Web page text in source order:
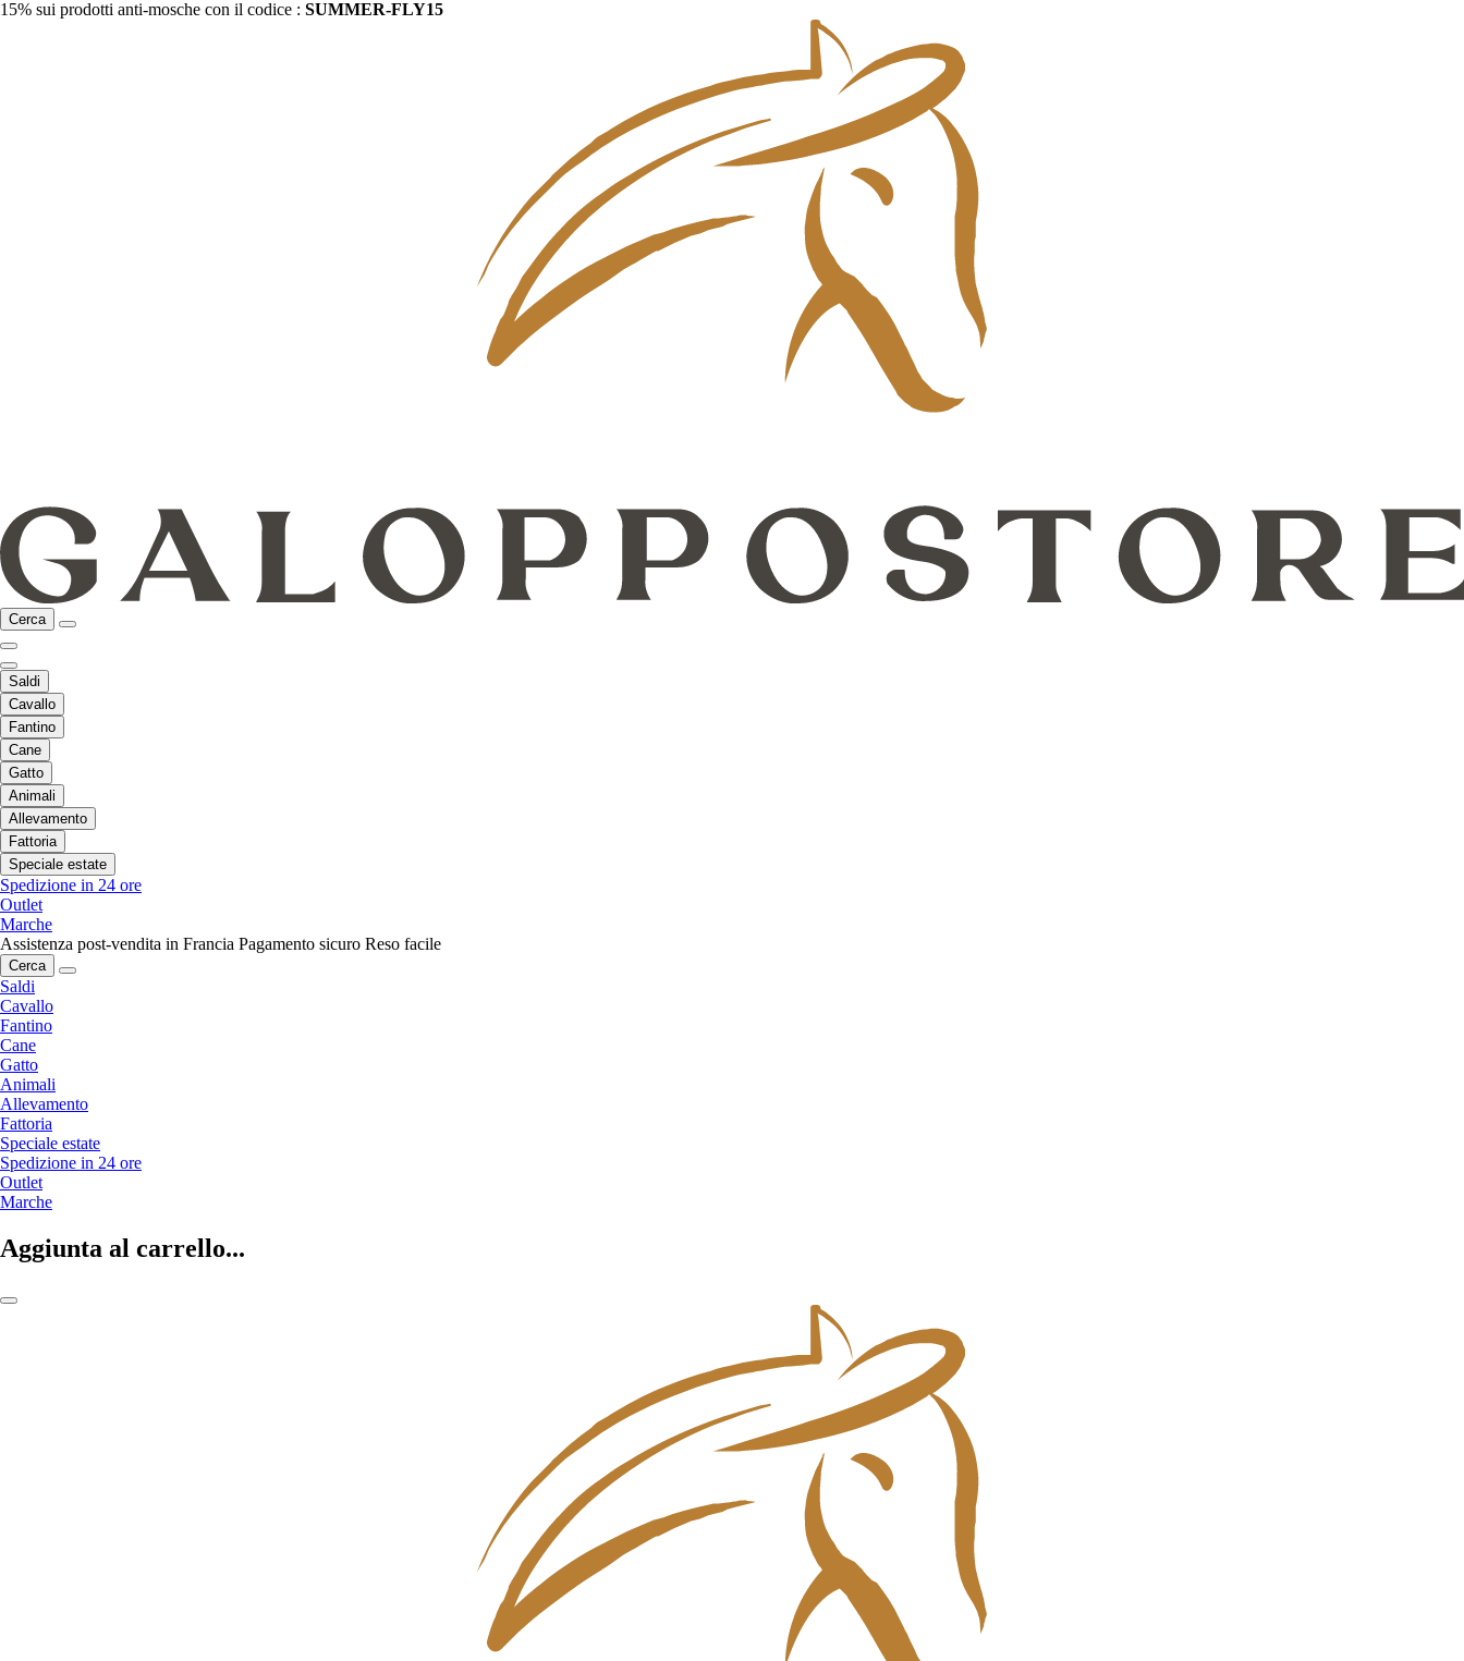
15% sui prodotti anti-mosche con il codice : SUMMER-FLY15
Cerca
Saldi
Cavallo
Fantino
Cane
Gatto
Animali
Allevamento
Fattoria
Speciale estate
Spedizione in 24 ore
Outlet
Marche
Assistenza post-vendita in Francia Pagamento sicuro Reso facile
Cerca
Saldi
Cavallo
Fantino
Cane
Gatto
Animali
Allevamento
Fattoria
Speciale estate
Spedizione in 24 ore
Outlet
Marche
Aggiunta al carrello...